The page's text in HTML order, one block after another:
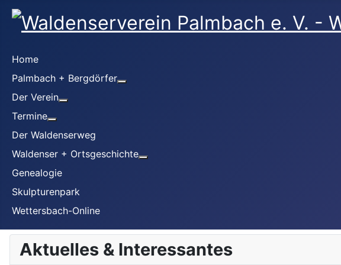
Home
Palmbach + Bergdörfer
Der Verein
Termine
Der Waldenserweg
Waldenser + Ortsgeschichte
Genealogie
Skulpturenpark
Wettersbach-Online
Aktuelles & Interessantes